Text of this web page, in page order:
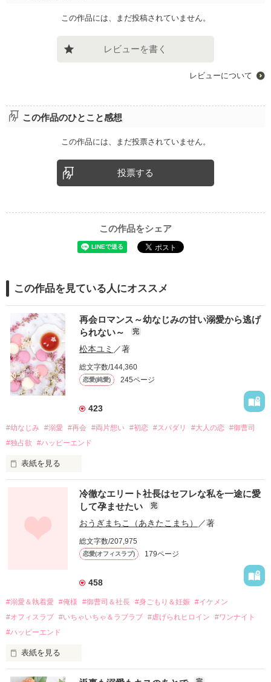
この作品には、まだ投稿されていません。
レビューを書く
レビューについて
この作品のひとこと感想
この作品には、まだ投票されていません。
投票する
この作品をシェア
この作品を見ている人にオススメ
再会ロマンス～幼なじみの甘い溺愛から逃げ
られない～
完
松本ユミ ／著
総文字数/144,360
恋愛(純愛) 245ページ
423
#幼なじみ #溺愛 #再会 #両片想い #初恋 #スパダリ #大人の恋 #御曹司
#独占欲
#ハッピーエンド
表紙を見る
幼なじみの哲平に淡い恋心を抱いていた美桜。
しかし、ある出来事をきっかけに二人の関係は壊れてしまう。
関係修復もできないまま、美桜は両親の離婚によって
引っ越すことになり、哲平とも離れ離れになった。
それから約十二年後。
過去の傷から、二度と会いたくないと思っていた哲平に
運命のような再会を果たす。
酔った勢いで一夜を共にしてしまった。
さらに、美桜が初めてだと知った哲平は
『責任をとる、結婚しよう』と真っ直ぐに告げてきた。
冷徹なエリート社長はセフレな私を一途に愛
して孕ませたい
完
おうぎまちこ（あきたこまち） ／著
総文字数/207,975
恋愛(オフィスラブ) 179ページ
458
#溺愛＆執着愛 #俺様 #御曹司＆社長 #身ごもり＆妊娠 #イケメン
#オフィスラブ #いちゃいちゃ＆ラブラブ #虐げられヒロイン
#ワンナイト
#ハッピーエンド
表紙を見る
おかしな噂を流されて前の職場でうまくいかなかった梅田美